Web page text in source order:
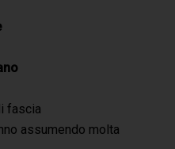
fascia
assumendo molta